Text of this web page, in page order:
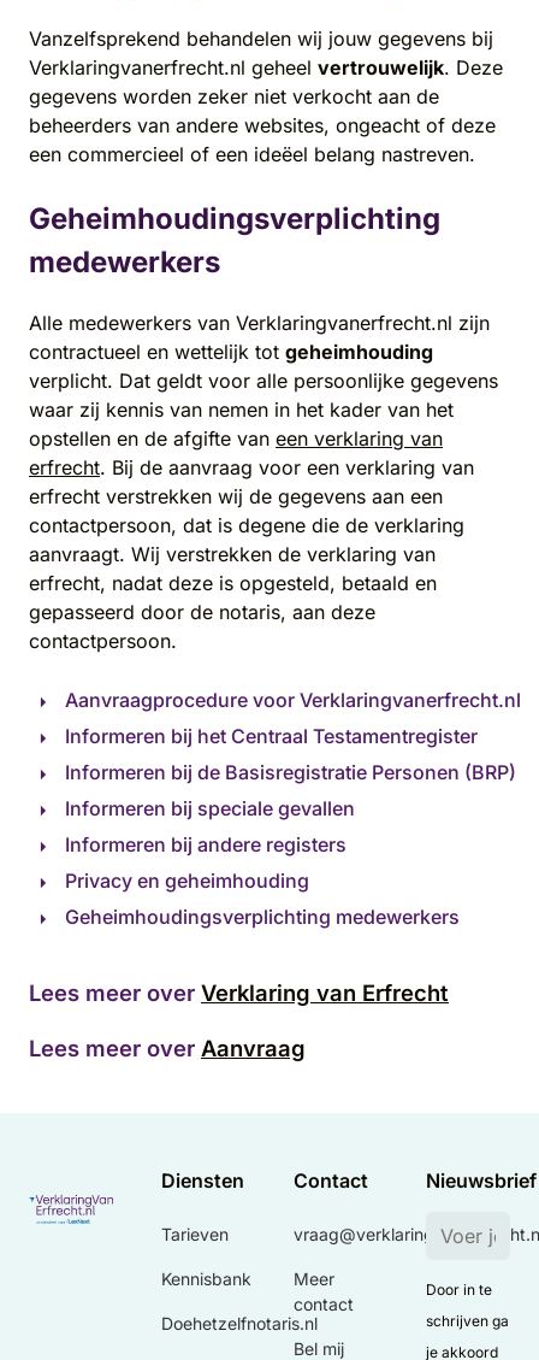
Vanzelfsprekend behandelen wij jouw gegevens bij
Verklaringvanerfrecht.nl geheel vertrouwelijk. Deze
gegevens worden zeker niet verkocht aan de
beheerders van andere websites, ongeacht of deze
een commercieel of een ideëel belang nastreven.
Geheimhoudingsverplichting
medewerkers
Alle medewerkers van Verklaringvanerfrecht.nl zijn
contractueel en wettelijk tot geheimhouding
verplicht. Dat geldt voor alle persoonlijke gegevens
waar zij kennis van nemen in het kader van het
opstellen en de afgifte van een verklaring van
erfrecht. Bij de aanvraag voor een verklaring van
erfrecht verstrekken wij de gegevens aan een
contactpersoon, dat is degene die de verklaring
aanvraagt. Wij verstrekken de verklaring van
erfrecht, nadat deze is opgesteld, betaald en
gepasseerd door de notaris, aan deze
contactpersoon.
Aanvraagprocedure voor Verklaringvanerfrecht.nl
Informeren bij het Centraal Testamentregister
Informeren bij de Basisregistratie Personen (BRP)
Informeren bij speciale gevallen
Informeren bij andere registers
Privacy en geheimhouding
Geheimhoudingsverplichting medewerkers
Lees meer over Verklaring van Erfrecht
Lees meer over Aanvraag
Diensten
Tarieven
Kennisbank
Doehetzelfnotaris.nl
Contact
Meer
contact
Bel mij
Nieuwsbrief
Door in te
schrijven ga
je akkoord